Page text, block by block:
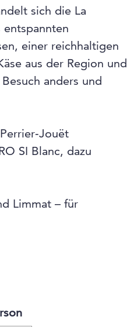
sich die La
entspannten
einer reichhaltigen
aus der Region und
anders und
SI Blanc, dazu
Limmat – für